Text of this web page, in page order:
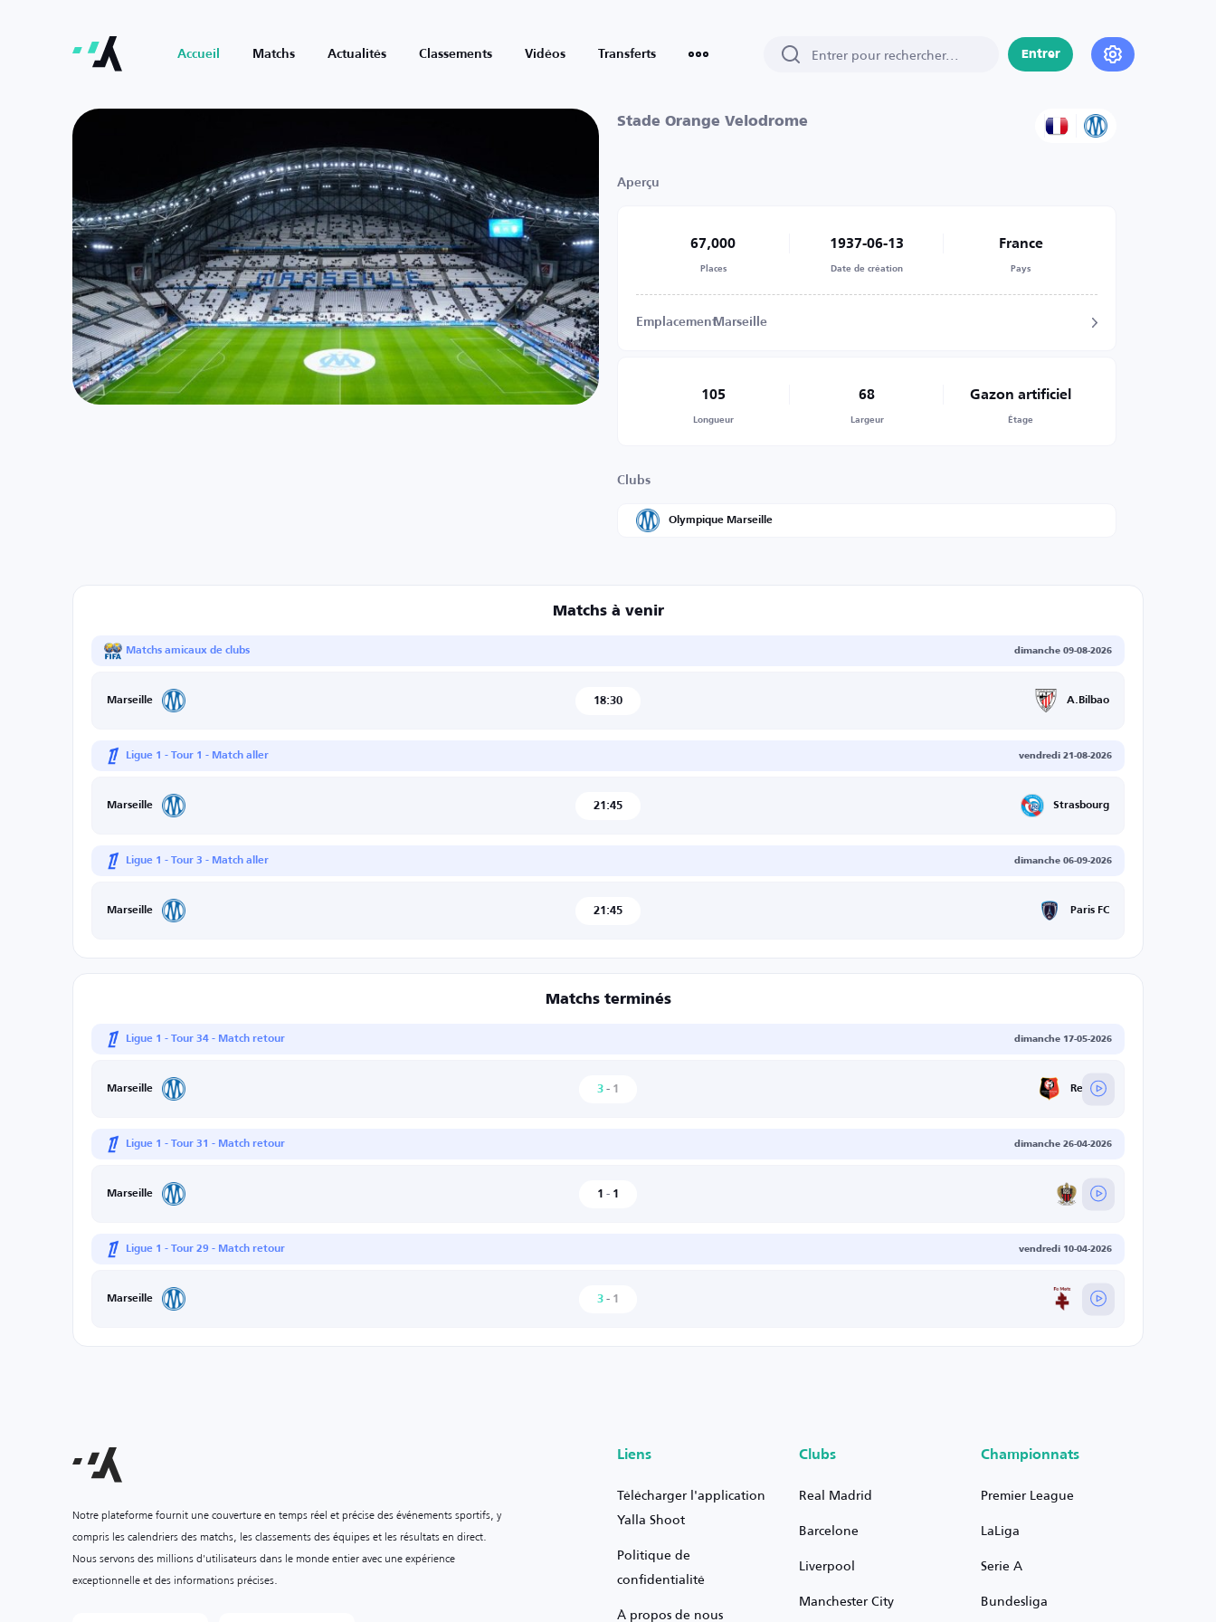
Accueil Matchs Actualités Classements Vidéos Transferts Entrer
Stade Orange Velodrome
Aperçu
67,000
Places
1937-06-13
Date de création
France
Pays
EmplacementMarseille
105
Longueur
68
Largeur
Gazon artificiel
Étage
Clubs
Olympique Marseille
Matchs à venir
Matchs amicaux de clubs dimanche 09-08-2026
Marseille 18:30 A.Bilbao
Ligue 1 - Tour 1 - Match aller vendredi 21-08-2026
Marseille 21:45 Strasbourg
Ligue 1 - Tour 3 - Match aller dimanche 06-09-2026
Marseille 21:45 Paris FC
Matchs terminés
Ligue 1 - Tour 34 - Match retour dimanche 17-05-2026
Marseille 3 - 1 Rennais
Ligue 1 - Tour 31 - Match retour dimanche 26-04-2026
Marseille 1 - 1 Nice
Ligue 1 - Tour 29 - Match retour vendredi 10-04-2026
Marseille 3 - 1 Metz
Notre plateforme fournit une couverture en temps réel et précise des événements sportifs, y
compris les calendriers des matchs, les classements des équipes et les résultats en direct.
Nous servons des millions d'utilisateurs dans le monde entier avec une expérience
exceptionnelle et des informations précises.
Liens
Télécharger l'application
Yalla Shoot
Politique de
confidentialité
À propos de nous
Clubs
Real Madrid
Barcelone
Liverpool
Manchester City
Championnats
Premier League
LaLiga
Serie A
Bundesliga